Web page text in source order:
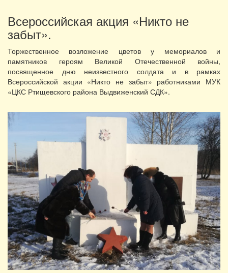
Всероссийская акция «Никто не
забыт».
Торжественное возложение цветов у мемориалов и
памятников героям Великой Отечественной войны,
посвященное дню неизвестного солдата и в рамках
Всероссийской акции «Никто не забыт» работниками МУК
«ЦКС Ртищевского района Выдвиженский СДК».